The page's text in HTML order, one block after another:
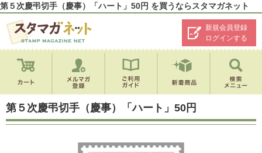
第５次慶弔切手（慶事）「ハート」50円 を買うならスタマガネット
新規会員登録
ログインする
第５次慶弔切手（慶事）「ハート」50円